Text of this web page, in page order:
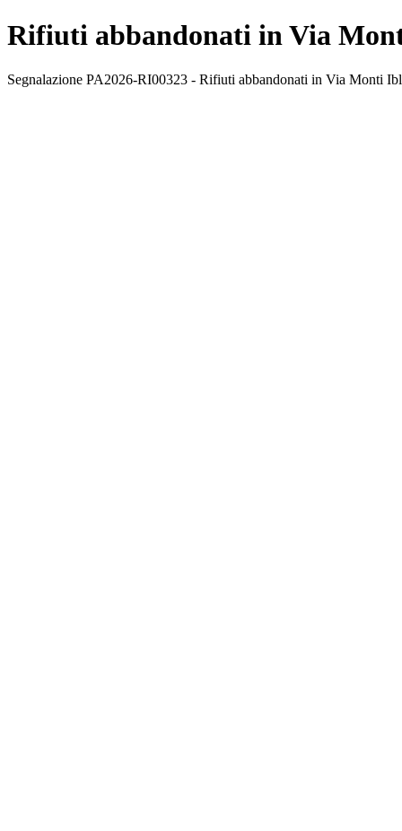
Rifiuti abbandonati in Via
Segnalazione PA2026-RI00323 - Rifiuti abbandonati in Via Monti